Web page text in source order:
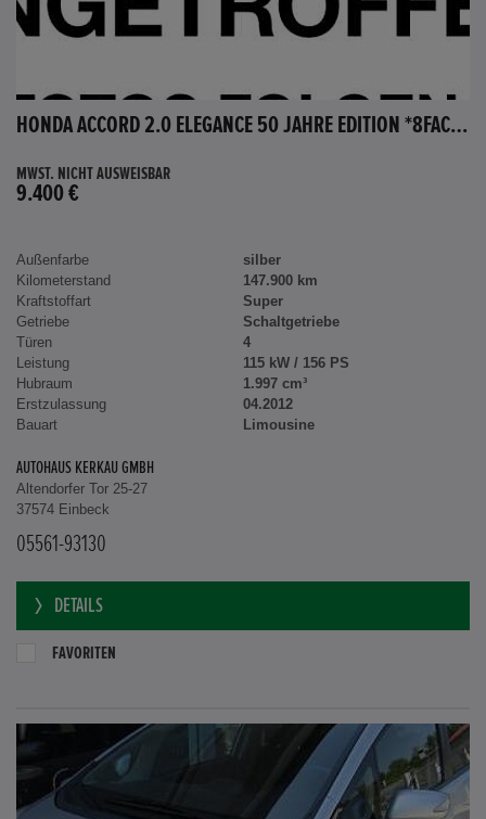
HONDA ACCORD 2.0 ELEGANCE 50 JAHRE EDITION *8FACH BEREIFT*
MWST. NICHT AUSWEISBAR
9.400 €
Außenfarbe
silber
Kilometerstand
147.900 km
Kraftstoffart
Super
Getriebe
Schaltgetriebe
Türen
4
Leistung
115 kW / 156 PS
Hubraum
1.997 cm³
Erstzulassung
04.2012
Bauart
Limousine
AUTOHAUS KERKAU GMBH
Altendorfer Tor 25-27
37574 Einbeck
05561-93130
DETAILS
FAVORITEN